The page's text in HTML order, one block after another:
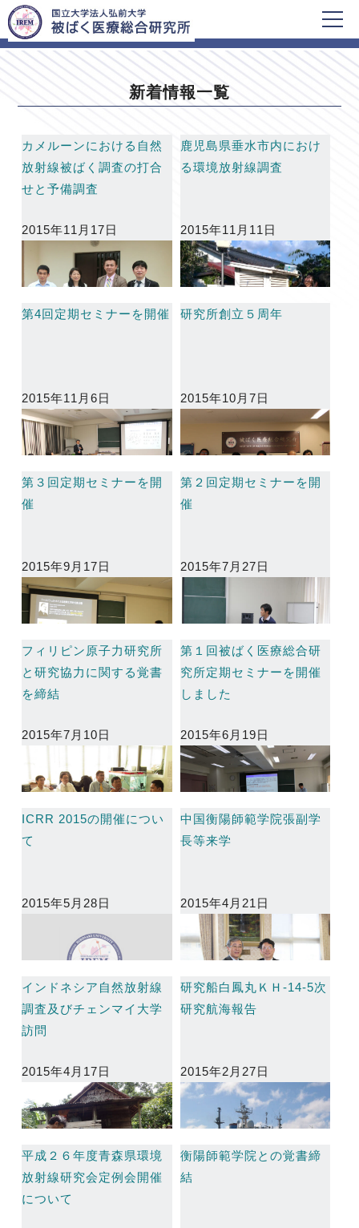
HOME 新着情報一覧
新着情報一覧
カメルーンにおける自然
放射線被ばく調査の打合
せと予備調査
2015年11月17日
鹿児島県垂水市内におけ
る環境放射線調査
2015年11月11日
第4回定期セミナーを開催
2015年11月6日
研究所創立５周年
2015年10月7日
第３回定期セミナーを開
催
2015年9月17日
第２回定期セミナーを開
催
2015年7月27日
フィリピン原子力研究所
と研究協力に関する覚書
を締結
2015年7月10日
第１回被ばく医療総合研
究所定期セミナーを開催
しました
2015年6月19日
ICRR 2015の開催につい
て
2015年5月28日
中国衡陽師範学院張副学
長等来学
2015年4月21日
インドネシア自然放射線
調査及びチェンマイ大学
訪問
2015年4月17日
研究船白鳳丸ＫＨ-14-5次
研究航海報告
2015年2月27日
平成２６年度青森県環境
放射線研究会定例会開催
について
衡陽師範学院との覚書締
結